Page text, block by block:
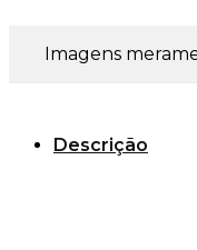
Imagens
Descrição